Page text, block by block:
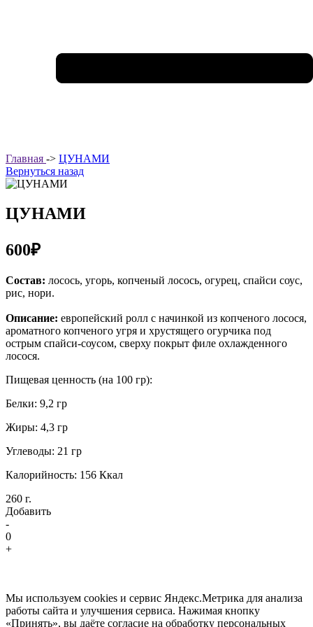
Главная -> ЦУНАМИ
Вернуться назад
ЦУНАМИ
600₽
Состав: лосось, угорь, копченый лосось, огурец, спайси соус,
рис, нори.
Описание: европейский ролл с начинкой из копченого лосося,
ароматного копченого угря и хрустящего огурчика под
острым спайси-соусом, сверху покрыт филе охлажденного
лосося.
Пищевая ценность (на 100 гр):
Белки: 9,2 гр
Жиры: 4,3 гр
Углеводы: 21 гр
Калорийность: 156 Ккал
260 г.
Добавить
-
0
+
Мы используем cookies и сервис Яндекс.Метрика для анализа
работы сайта и улучшения сервиса. Нажимая кнопку
«Принять», вы даёте согласие на обработку персональных